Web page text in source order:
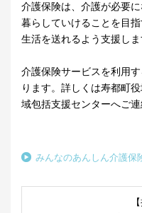
介護保険は、介護が必要
暮らしていけることを目
生活を送れるよう支援しま
介護保険サービスを利用
ります。詳しくは寿都町
域包括支援センターへご連
みんなのあんしん介護保